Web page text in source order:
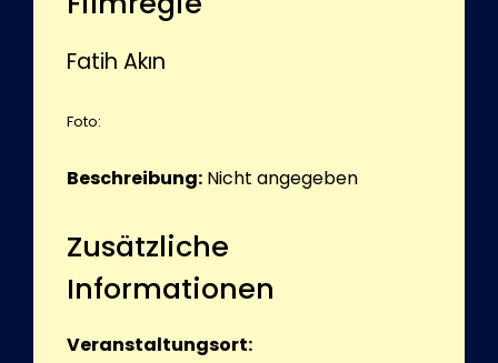
Fatih Akın
Foto:
Beschreibung: Nicht angegeben
Zusätzliche
Informationen
Veranstaltungsort: